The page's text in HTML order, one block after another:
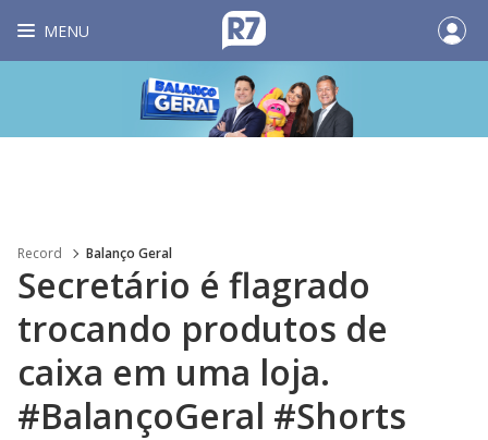
MENU
Record Balanço Geral
Secretário é flagrado
trocando produtos de
caixa em uma loja.
#BalançoGeral #Shorts